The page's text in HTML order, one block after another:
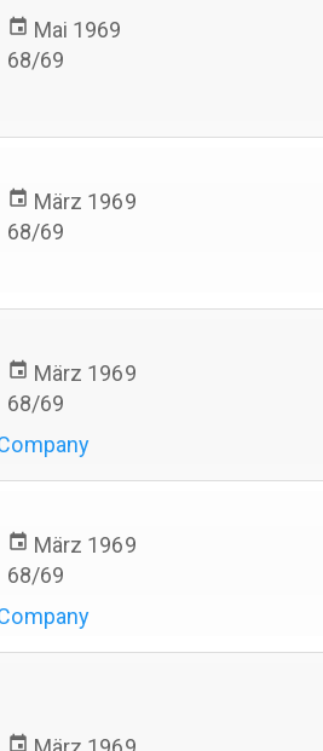
event Mai 1969
68/69
event März 1969
68/69
event März 1969
68/69
event März 1969
68/69
event